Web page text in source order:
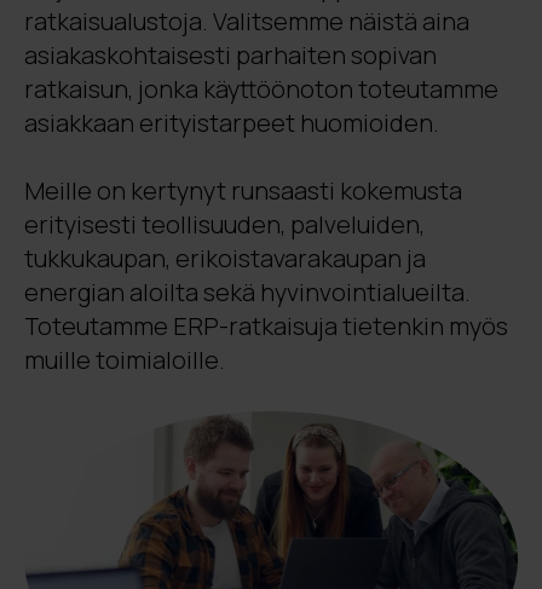
ratkaisualustoja. Valitsemme näistä aina
asiakaskohtaisesti parhaiten sopivan
ratkaisun, jonka käyttöönoton toteutamme
asiakkaan erityistarpeet huomioiden.
Meille on kertynyt runsaasti kokemusta
erityisesti teollisuuden, palveluiden,
tukkukaupan, erikoistavarakaupan ja
energian aloilta sekä hyvinvointialueilta.
Toteutamme ERP-ratkaisuja tietenkin myös
muille toimialoille.